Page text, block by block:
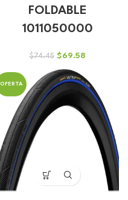
FOLDABLE
1011050000
$74.45 El
original
era:
$69.58El
actual
es:
$69.58.
OFERTA